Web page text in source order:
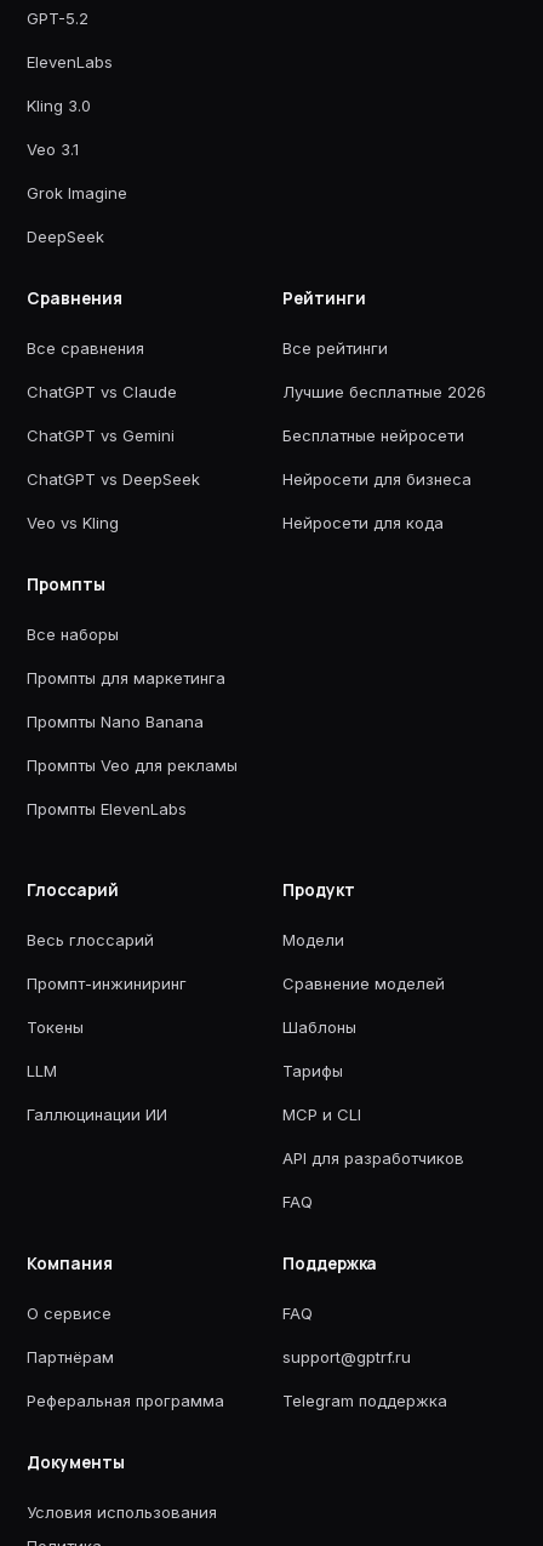
GPT-5.2
ElevenLabs
Kling 3.0
Veo 3.1
Grok Imagine
DeepSeek
Сравнения
Все сравнения
ChatGPT vs Claude
ChatGPT vs Gemini
ChatGPT vs DeepSeek
Veo vs Kling
Рейтинги
Все рейтинги
Лучшие бесплатные 2026
Бесплатные нейросети
Нейросети для бизнеса
Нейросети для кода
Промпты
Все наборы
Промпты для маркетинга
Промпты Nano Banana
Промпты Veo для рекламы
Промпты ElevenLabs
Глоссарий
Весь глоссарий
Промпт-инжиниринг
Токены
LLM
Галлюцинации ИИ
Продукт
Модели
Сравнение моделей
Шаблоны
Тарифы
MCP и CLI
API для разработчиков
FAQ
Компания
О сервисе
Партнёрам
Реферальная программа
Поддержка
FAQ
support@gptrf.ru
Telegram поддержка
Документы
Условия использования